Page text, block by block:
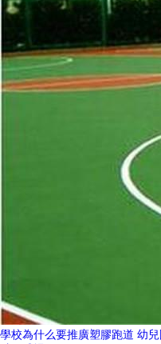
學校為什么要推廣塑膠跑道 幼